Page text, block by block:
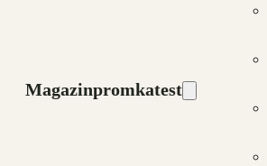
Magazinpromkatest